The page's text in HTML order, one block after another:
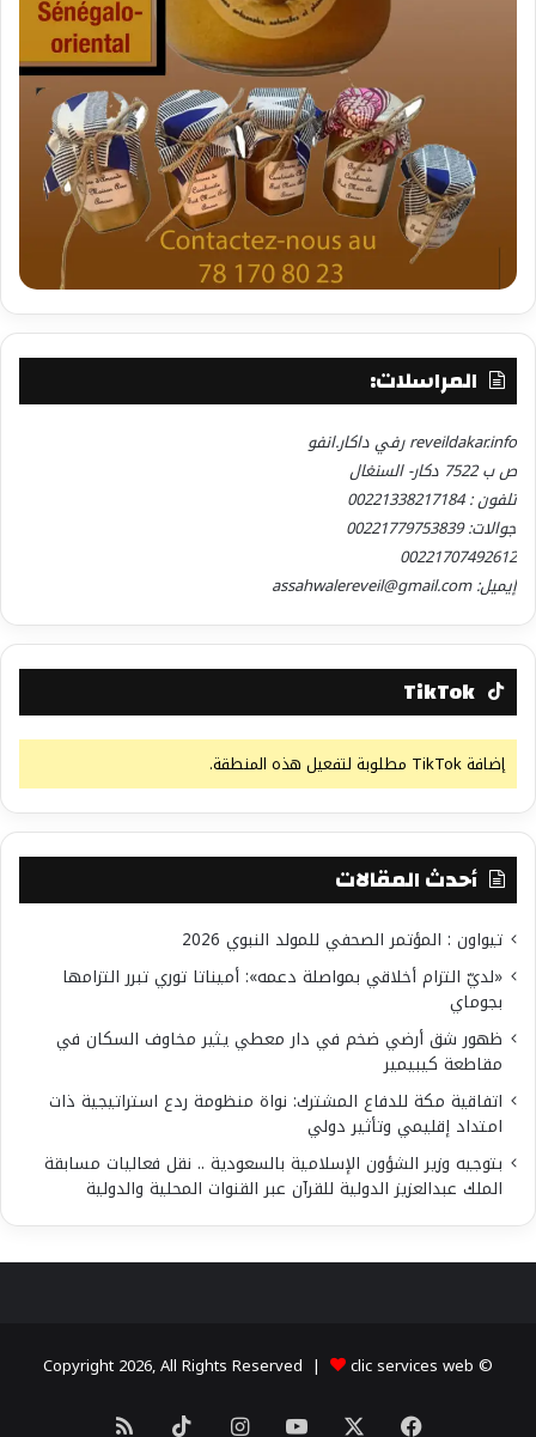
المراسلات:
reveildakar.info رفي داكار.انفو
ص ب 7522 دكار- السنغال
تلفون : 00221338217184
جوالات: 00221779753839
00221707492612
إيميل: assahwalereveil@gmail.com
TikTok
إضافة TikTok مطلوبة لتفعيل هذه المنطقة.
أحدث المقالات
تيواون : المؤتمر الصحفي للمولد النبوي 2026
«لديّ التزام أخلاقي بمواصلة دعمه»: أميناتا توري تبرر التزامها
بجوماي
ظهور شق أرضي ضخم في دار معطي يثير مخاوف السكان في
مقاطعة كيبيمير
اتفاقية مكة للدفاع المشترك: نواة منظومة ردع استراتيجية ذات
امتداد إقليمي وتأثير دولي
بتوجيه وزير الشؤون الإسلامية بالسعودية .. نقل فعاليات مسابقة
الملك عبدالعزيز الدولية للقرآن عبر القنوات المحلية والدولية
© Copyright 2026, All Rights Reserved |
clic services web
فيسبوك يوتيوبانستقرام ‫TikTokملخص